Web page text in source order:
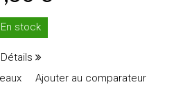
En stock
Détails
Ajouter au comparateur